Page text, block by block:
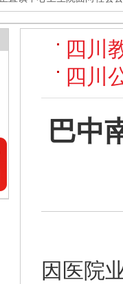
四川
四川
巴中
因医院